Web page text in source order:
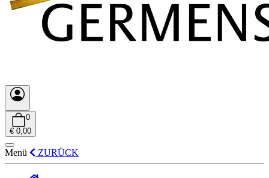
0
€ 0,00
Menü ZURÜCK